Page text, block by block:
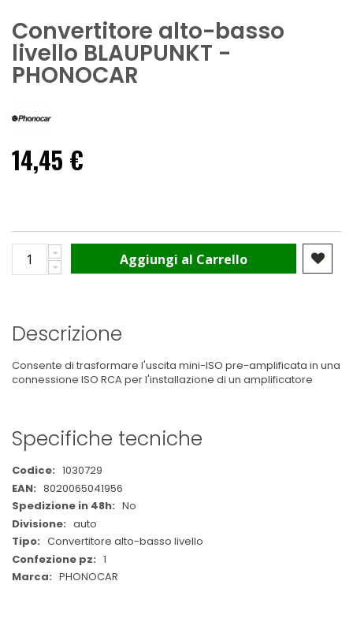
Convertitore alto-basso
livello BLAUPUNKT -
PHONOCAR
14,45 €
Aggiungi al Carrello
Descrizione
Consente di trasformare l'uscita mini-ISO pre-amplificata in una
connessione ISO RCA per l'installazione di un amplificatore
Specifiche tecniche
Maggiori
Informazioni
1030729
8020065041956
No
auto
Convertitore alto-basso livello
1
PHONOCAR